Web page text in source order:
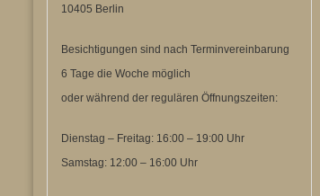
10405 Berlin
Besichtigungen sind nach Terminvereinbarung
6 Tage die Woche möglich
oder während der regulären Öffnungszeiten:
Dienstag – Freitag: 16:00 – 19:00 Uhr
Samstag: 12:00 – 16:00 Uhr